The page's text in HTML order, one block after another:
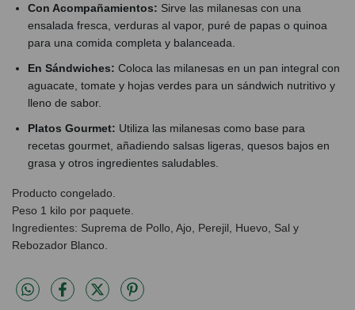
Con Acompañamientos: Sirve las milanesas con una
ensalada fresca, verduras al vapor, puré de papas o quinoa
para una comida completa y balanceada.
En Sándwiches: Coloca las milanesas en un pan integral con
aguacate, tomate y hojas verdes para un sándwich nutritivo y
lleno de sabor.
Platos Gourmet: Utiliza las milanesas como base para
recetas gourmet, añadiendo salsas ligeras, quesos bajos en
grasa y otros ingredientes saludables.
Producto congelado.
Peso 1 kilo por paquete.
Ingredientes: Suprema de Pollo, Ajo, Perejil, Huevo, Sal y
Rebozador Blanco.